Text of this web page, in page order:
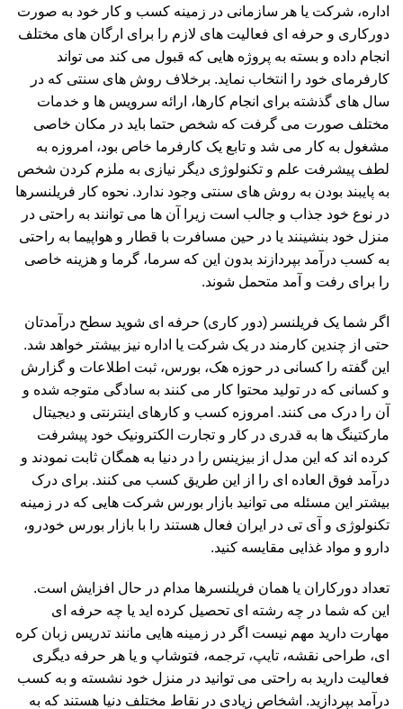
اداره، شرکت یا هر سازمانی در زمینه کسب و کار خود به صورت
دورکاری و حرفه ای فعالیت های لازم را برای ارگان های مختلف
انجام داده و بسته به پروژه هایی که قبول می کند می تواند
کارفرمای خود را انتخاب نماید. برخلاف روش های سنتی که در
سال های گذشته برای انجام کارها، ارائه سرویس ها و خدمات
مختلف صورت می گرفت که شخص حتما باید در مکان خاصی
مشغول به کار می شد و تابع یک کارفرما خاص بود، امروزه به
لطف پیشرفت علم و تکنولوژی دیگر نیازی به ملزم کردن شخص
به پایبند بودن به روش های سنتی وجود ندارد. نحوه کار فریلنسرها
در نوع خود جذاب و جالب است زیرا آن ها می توانند به راحتی در
منزل خود بنشینند یا در حین مسافرت با قطار و هواپیما به راحتی
به کسب درآمد بپردازند بدون این که سرما، گرما و هزینه خاصی
را برای رفت و آمد متحمل شوند.
اگر شما یک فریلنسر (دور کاری) حرفه ای شوید سطح درآمدتان
حتی از چندین کارمند در یک شرکت یا اداره نیز بیشتر خواهد شد.
این گفته را کسانی در حوزه هک، بورس، ثبت اطلاعات و گزارش
و کسانی که در تولید محتوا کار می کنند به سادگی متوجه شده و
آن را درک می کنند. امروزه کسب و کارهای اینترنتی و دیجیتال
مارکتینگ ها به قدری در کار و تجارت الکترونیک خود پیشرفت
کرده اند که این مدل از بیزینس را در دنیا به همگان ثابت نمودند و
درآمد فوق العاده ای را از این طریق کسب می کنند. برای درک
بیشتر این مسئله می توانید بازار بورس شرکت هایی که در زمینه
تکنولوژی و آی تی در ایران فعال هستند را با بازار بورس خودرو،
دارو و مواد غذایی مقایسه کنید.
تعداد دورکاران یا همان فریلنسرها مدام در حال افزایش است.
این که شما در چه رشته ای تحصیل کرده اید یا چه حرفه ای
مهارت دارید مهم نیست اگر در زمینه هایی مانند تدریس زبان کره
ای، طراحی نقشه، تایپ، ترجمه، فتوشاپ و یا هر حرفه دیگری
فعالیت دارید به راحتی می توانید در منزل خود نشسته و به کسب
درآمد بپردازید. اشخاص زیادی در نقاط مختلف دنیا هستند که به